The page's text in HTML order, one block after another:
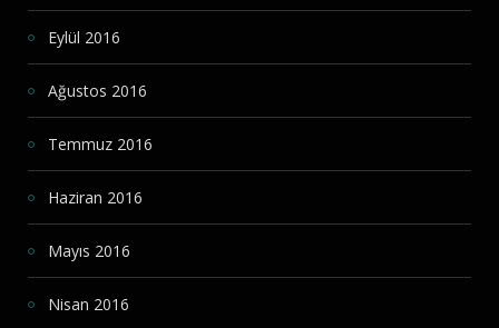
Eylül 2016
Ağustos 2016
Temmuz 2016
Haziran 2016
Mayıs 2016
Nisan 2016